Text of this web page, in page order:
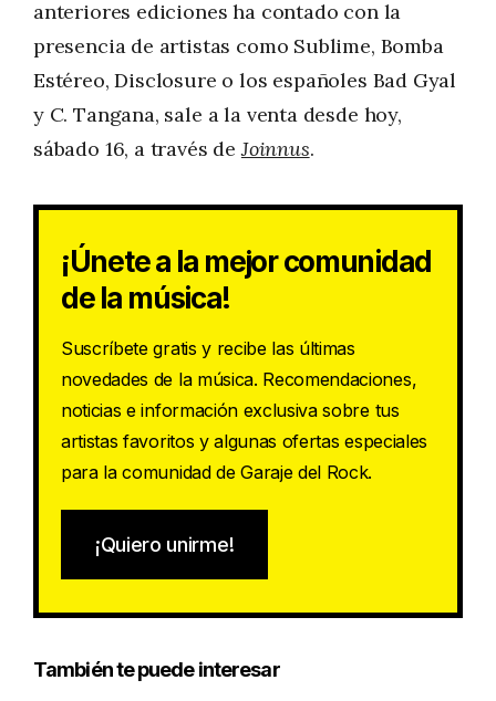
anteriores ediciones ha contado con la
presencia de artistas como Sublime, Bomba
Estéreo, Disclosure o los españoles Bad Gyal
y C. Tangana, sale a la venta desde hoy,
sábado 16, a través deJoinnus.
¡Únete a la mejor comunidad
de la música!
Suscríbete gratis y recibe las últimas
novedades de la música. Recomendaciones,
noticias e información exclusiva sobre tus
artistas favoritos y algunas ofertas especiales
para la comunidad de Garaje del Rock.
¡Quiero unirme!
También te puede interesar